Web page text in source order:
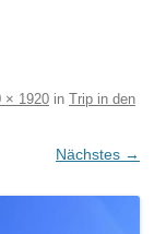
× 1920 in Trip in den
Nächstes →